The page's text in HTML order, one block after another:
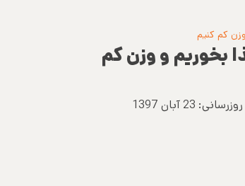
کم کنیم
بخوریم و وزن کم
23 آبان 1397